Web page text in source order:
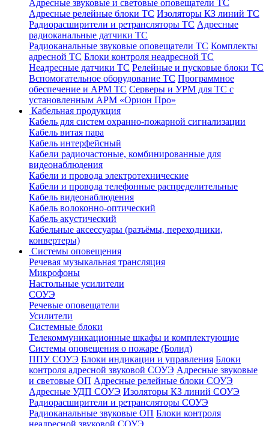
Адресные звуковые и световые оповещатели ТС
Адресные релейные блоки ТС Изоляторы КЗ линий ТС
Радиорасширители и ретрансляторы ТС Адресные
радиоканальные датчики ТС
Радиоканальные звуковые оповещатели ТС Комплекты
адресной ТС Блоки контроля неадресной ТС
Неадресные датчики ТС Релейные и пусковые блоки ТС
Вспомогательное оборудование ТС Программное
обеспечение и АРМ ТС Серверы и УРМ для ТС с
установленным АРМ «Орион Про»
Кабельная продукция
Кабель для систем охранно-пожарной сигнализации
Кабель витая пара
Кабель интерфейсный
Кабели радиочастоные, комбинированные для
видеонаблюдения
Кабели и провода электротехнические
Кабели и провода телефонные распределительные
Кабель видеонаблюдения
Кабель волоконно-оптический
Кабель акустический
Кабельные аксессуары (разъёмы, переходники,
конвертеры)
Системы оповещения
Речевая музыкальная трансляция
Микрофоны
Настольные усилители
СОУЭ
Речевые оповещатели
Усилители
Системные блоки
Телекоммуникационные шкафы и комплектующие
Системы оповещения о пожаре (Болид)
ППУ СОУЭ Блоки индикации и управления Блоки
контроля адресной звуковой СОУЭ Адресные звуковые
и световые ОП Адресные релейные блоки СОУЭ
Адресные УДП СОУЭ Изоляторы КЗ линий СОУЭ
Радиорасширители и ретрансляторы СОУЭ
Радиоканальные звуковые ОП Блоки контроля
неадресной звуковой СОУЭ